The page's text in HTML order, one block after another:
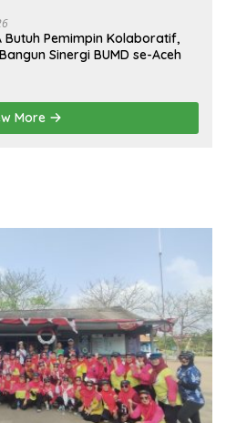
Butuh Pemimpin Kolaboratif,
Sinergi BUMD se-Aceh
More